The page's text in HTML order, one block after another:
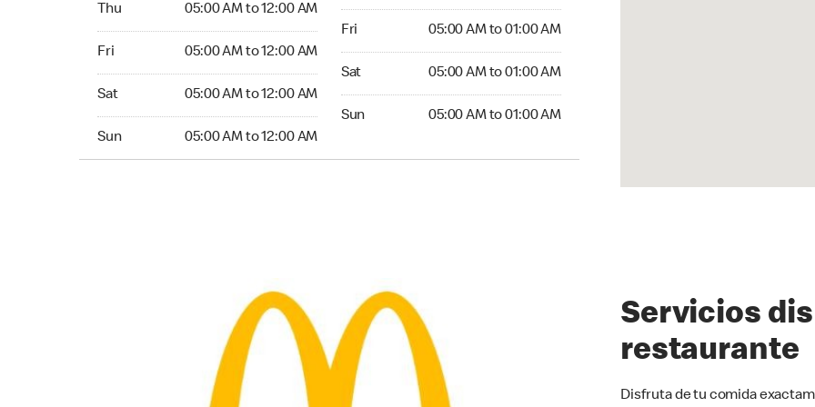
Thu 05:00 AM to 12:00 AM
Fri 05:00 AM to 12:00 AM
Sat 05:00 AM to 12:00 AM
Sun 05:00 AM to 12:00 AM
Fri 05:00 AM to 01:00 AM
Sat 05:00 AM to 01:00 AM
Sun 05:00 AM to 01:00 AM
Servicios
restaurante
Disfruta de tu comida